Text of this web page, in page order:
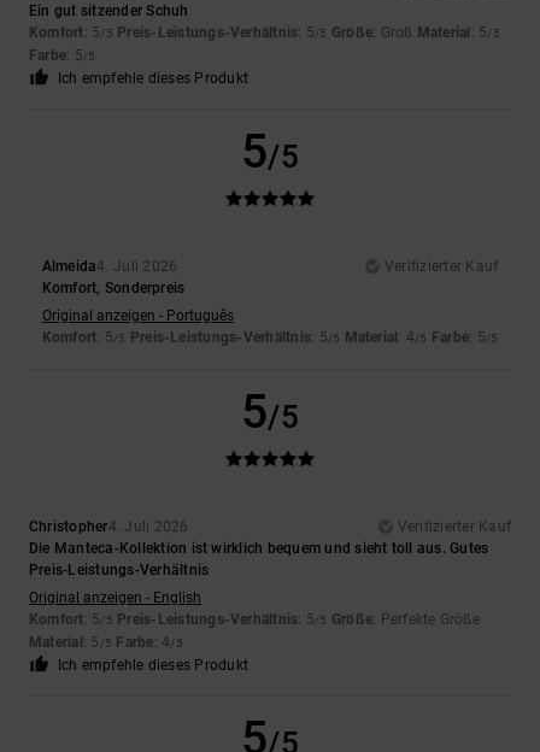
Ein gut sitzender Schuh
Komfort: 5/5 Preis-Leistungs-Verhältnis: 5/5 Größe: Groß Material : 5/5
Farbe: 5/5
Ich empfehle dieses Produkt
5/5
Almeida4. Juli 2026
Verifizierter Kauf
Komfort, Sonderpreis
Original anzeigen - Português
Komfort: 5/5 Preis-Leistungs-Verhältnis: 5/5 Material : 4/5 Farbe: 5/5
5/5
Christopher4. Juli 2026
Verifizierter Kauf
Die Manteca-Kollektion ist wirklich bequem und sieht toll aus. Gutes
Preis-Leistungs-Verhältnis
Original anzeigen - English
Komfort: 5/5 Preis-Leistungs-Verhältnis: 5/5 Größe: Perfekte Größe
Material : 5 /5 Farbe: 4/5
Ich empfehle dieses Produkt
5/5